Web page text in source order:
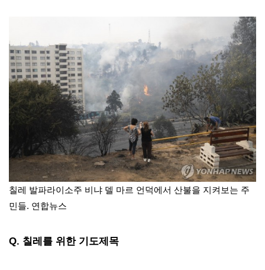
칠레 발파라이소주 비냐 델 마르 언덕에서 산불을 지켜보는 주
민들. 연합뉴스
Q. 칠레를 위한 기도제목